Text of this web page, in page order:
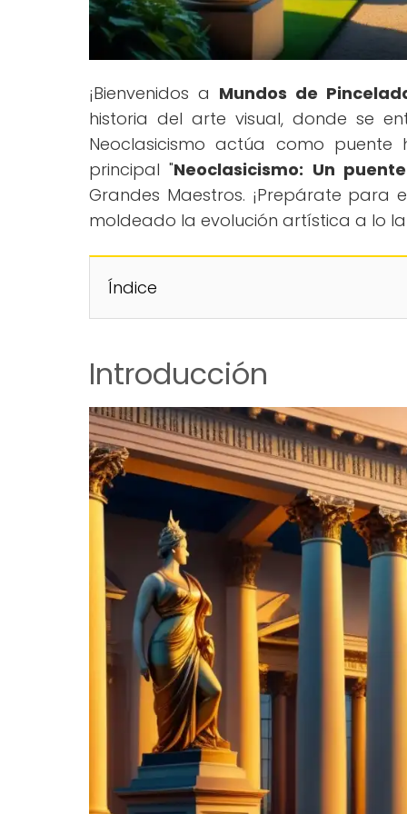
¡Bienvenidos a Mundos de
historia del arte visual, donde se
Neoclasicismo actúa como
principal "Neoclasicismo: Un
Grandes Maestros. ¡Prepárate
moldeado la evolución artística a lo
Índice
Introducción